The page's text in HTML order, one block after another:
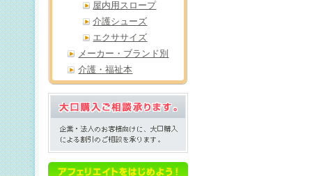
屋内用スロープ
介護シューズ
エクササイズ
メーカー・ブランド別
介護・福祉本